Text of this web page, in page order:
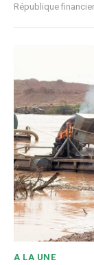
République
A LA UNE